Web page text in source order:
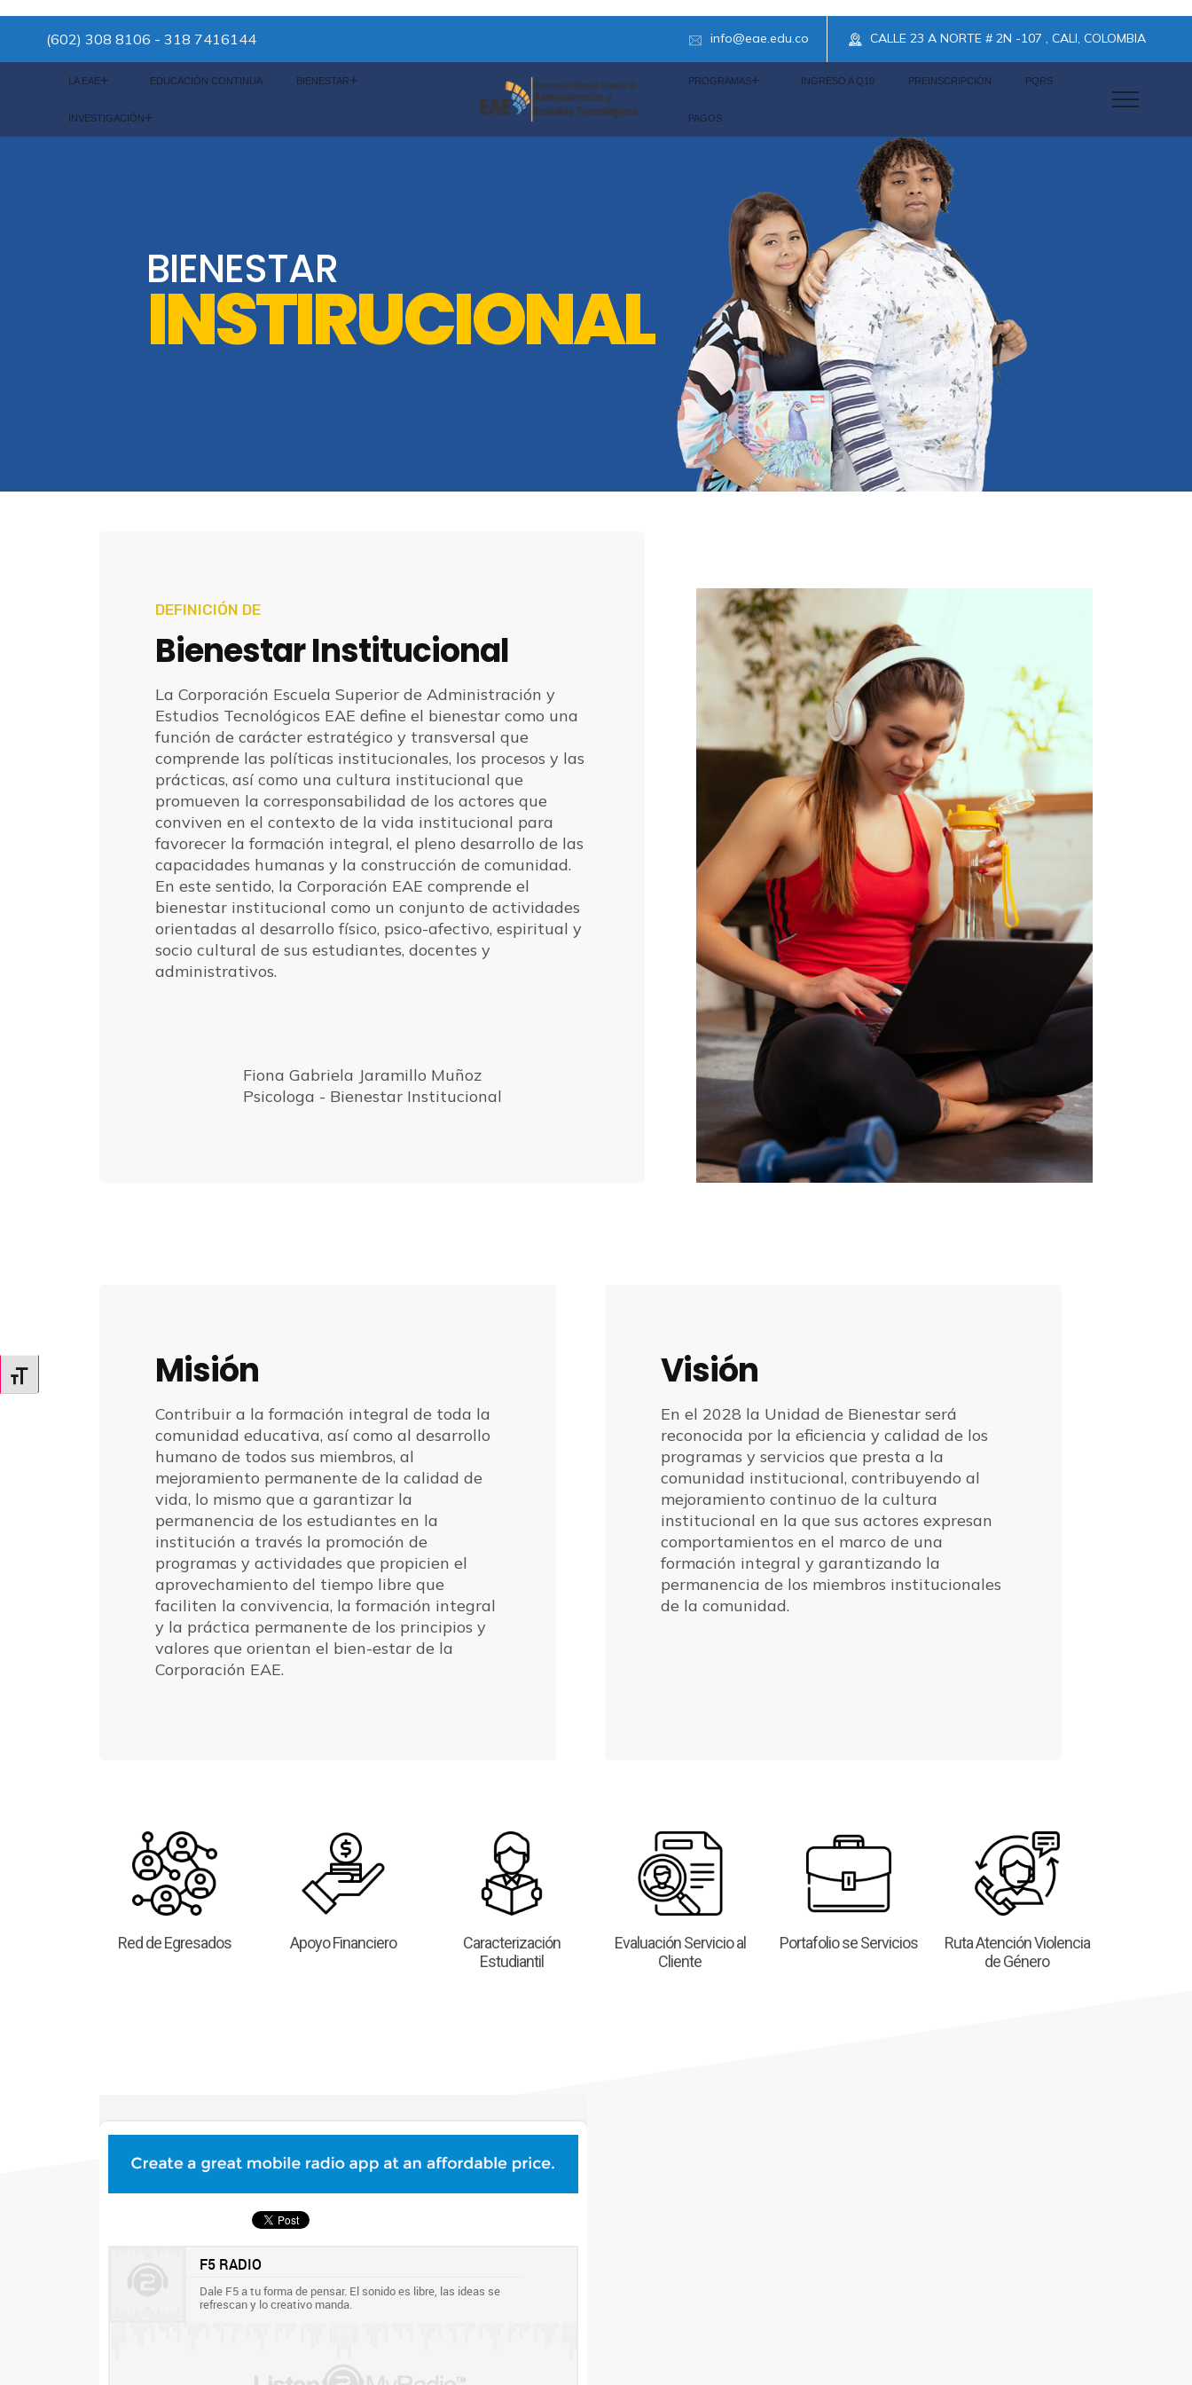
Alternar tamaño de letra
(602) 308 8106 - 318 7416144 info@eae.edu.co CALLE 23 A NORTE # 2N -107 , CALI, COLOMBIA
LA EAE EDUCACIÓN CONTINUA BIENESTAR
INVESTIGACIÓN
PROGRAMAS INGRESO A Q10 PREINSCRIPCIÓN PQRS
PAGOS
BIENESTAR
INSTIRUCIONAL
DEFINICIÓN DE
Bienestar Institucional
La Corporación Escuela Superior de Administración y
Estudios Tecnológicos EAE define el bienestar como una
función de carácter estratégico y transversal que
comprende las políticas institucionales, los procesos y las
prácticas, así como una cultura institucional que
promueven la corresponsabilidad de los actores que
conviven en el contexto de la vida institucional para
favorecer la formación integral, el pleno desarrollo de las
capacidades humanas y la construcción de comunidad.
En este sentido, la Corporación EAE comprende el
bienestar institucional como un conjunto de actividades
orientadas al desarrollo físico, psico-afectivo, espiritual y
socio cultural de sus estudiantes, docentes y
administrativos.
Fiona Gabriela Jaramillo Muñoz
Psicologa - Bienestar Institucional
Misión
Contribuir a la formación integral de toda la
comunidad educativa, así como al desarrollo
humano de todos sus miembros, al
mejoramiento permanente de la calidad de
vida, lo mismo que a garantizar la
permanencia de los estudiantes en la
institución a través la promoción de
programas y actividades que propicien el
aprovechamiento del tiempo libre que
faciliten la convivencia, la formación integral
y la práctica permanente de los principios y
valores que orientan el bien-estar de la
Corporación EAE.
Visión
En el 2028 la Unidad de Bienestar será
reconocida por la eficiencia y calidad de los
programas y servicios que presta a la
comunidad institucional, contribuyendo al
mejoramiento continuo de la cultura
institucional en la que sus actores expresan
comportamientos en el marco de una
formación integral y garantizando la
permanencia de los miembros institucionales
de la comunidad.
Red de Egresados Apoyo Financiero
Caracterización
Estudiantil
Evaluación Servicio al
Cliente
Portafolio se Servicios
Ruta Atención Violencia
de Género